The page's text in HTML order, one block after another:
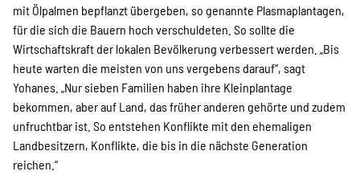
Suche
mit Ölpalmen bepflanzt übergeben, so genannte Plasmaplantagen,
für die sich die Bauern hoch verschuldeten. So sollte die
Wirtschaftskraft der lokalen Bevölkerung verbessert werden. „Bis
heute warten die meisten von uns vergebens darauf“, sagt
Yohanes. „Nur sieben Familien haben ihre Kleinplantage
bekommen, aber auf Land, das früher anderen gehörte und zudem
unfruchtbar ist. So entstehen Konflikte mit den ehemaligen
Landbesitzern, Konflikte, die bis in die nächste Generation
reichen.“